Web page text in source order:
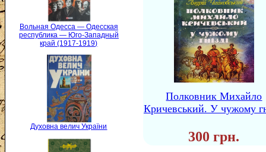
Вольная Одесса — Одесская
республика — Юго-Западный
край (1917-1919)
Духовна велич України
Полковник Михайло
Кричевський. У чужому
300 грн.